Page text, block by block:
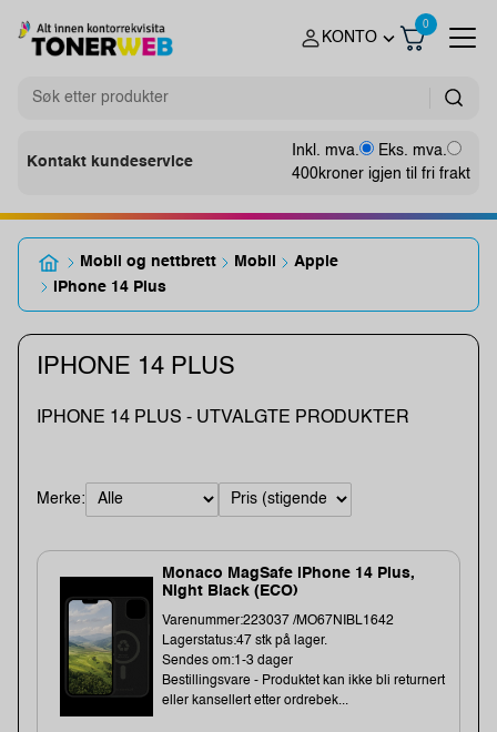
KONTO
0
Kontakt kundeservice
Inkl. mva.
Eks. mva.
400kroner igjen til fri frakt
Mobil og nettbrett Mobil
Apple
iPhone 14 Plus
IPHONE 14 PLUS
IPHONE 14 PLUS - UTVALGTE PRODUKTER
Merke:
Monaco MagSafe iPhone 14 Plus,
Night Black (ECO)
Varenummer:223037 /MO67NIBL1642
Lagerstatus:47 stk på lager.
Sendes om:1-3 dager
Bestillingsvare - Produktet kan ikke bli returnert
eller kansellert etter ordrebek...